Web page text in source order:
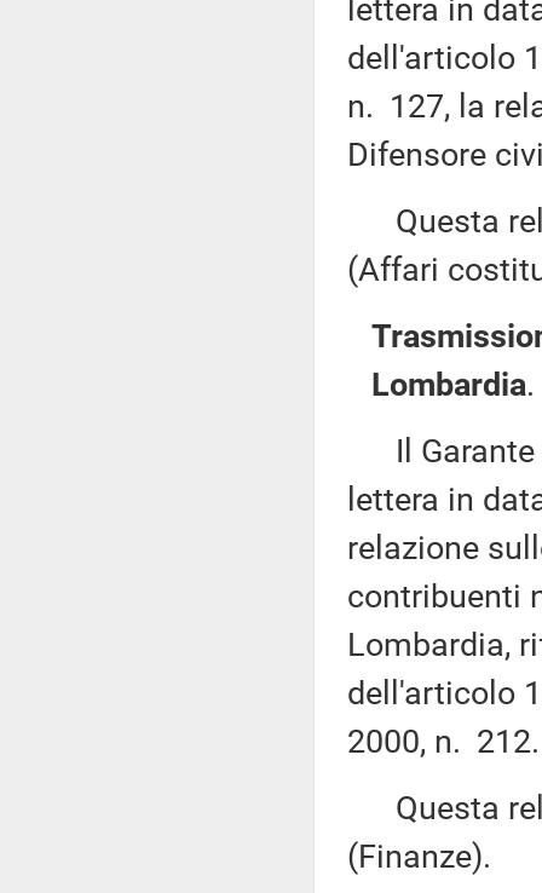
lettera in
dell'articolo
n. 127, la
Difensore
Questa
(Affari
Lombardia.
Il Garante
lettera in
relazione
contribuenti
Lombardia,
dell'articolo
2000, n. 212.
Questa
(Finanze).